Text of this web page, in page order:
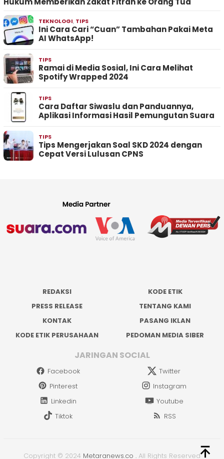
TEKNOLOGI, TIPS
Ini Cara Cari “Cuan” Tambahan Pakai Meta
AI WhatsApp!
TIPS
Ramai di Media Sosial, Ini Cara Melihat
Spotify Wrapped 2024
TIPS
Cara Daftar Siwaslu dan Panduannya,
Aplikasi Informasi Hasil Pemungutan Suara
TIPS
Tips Mengerjakan Soal SKD 2024 dengan
Cepat Versi Lulusan CPNS
REDAKSI
KODE ETIK
PRESS RELEASE
TENTANG KAMI
KONTAK
PASANG IKLAN
KODE ETIK PERUSAHAAN
PEDOMAN MEDIA SIBER
JARINGAN SOCIAL
Facebook
Twitter
Pinterest
Instagram
Linkedin
Youtube
Tiktok
RSS
Copyright © 2024 Metaranews.co . All Rights Reserved